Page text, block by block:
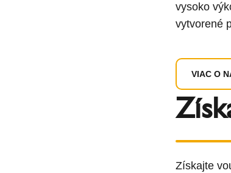
vysoko
vytvorené
VIAC O
Získajte